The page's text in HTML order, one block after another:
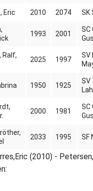
Eric 2010 2074 SK
1993 2001
SC
Ralf,
2025 1997
SV
1950 1925
SV
2000 1981
SC
2033 1995 SF
(2010) -